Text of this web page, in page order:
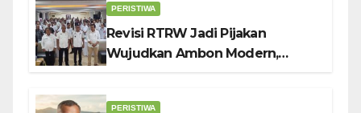
PERISTIWA
Revisi RTRW Jadi Pijakan
Wujudkan Ambon Modern,
PERISTIWA